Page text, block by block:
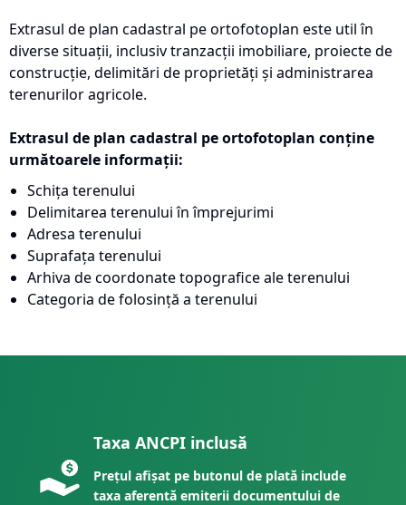
Extrasul de plan cadastral pe ortofotoplan este util în
diverse situații, inclusiv tranzacții imobiliare, proiecte de
construcție, delimitări de proprietăți și administrarea
terenurilor agricole.
Extrasul de plan cadastral pe ortofotoplan conține
următoarele informații:
Schița terenului
Delimitarea terenului în împrejurimi
Adresa terenului
Suprafața terenului
Arhiva de coordonate topografice ale terenului
Categoria de folosință a terenului
Taxa ANCPI inclusă
Prețul afișat pe butonul de plată include
taxa aferentă emiterii documentului de